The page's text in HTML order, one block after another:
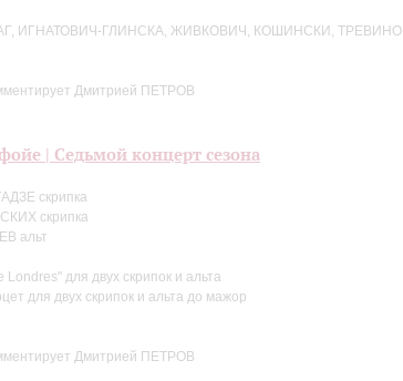
ИГНАТОВИЧ-ГЛИНСКА, ЖИВКОВИЧ, КОШИНСКИ, ТРЕВИНО
Дмитрией ПЕТРОВ
| Седьмой концерт сезона
скрипка
скрипка
альт
для двух скрипок и альта
для двух скрипок и альта до мажор
Дмитрией ПЕТРОВ